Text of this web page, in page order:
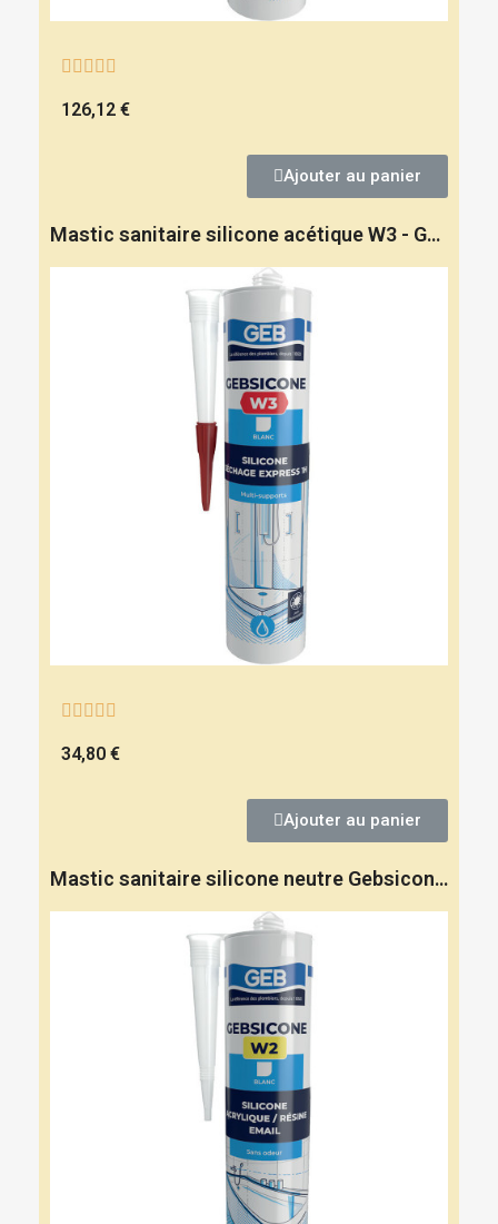
    
126,12 €
Ajouter au panier
Mastic sanitaire silicone acétique W3 - GEB
    
34,80 €
Ajouter au panier
Mastic sanitaire silicone neutre Gebsicone W2 cartouche 310 ml - GEB